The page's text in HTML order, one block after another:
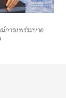
การแพร่ระบาด